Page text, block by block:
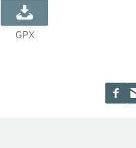
GPX